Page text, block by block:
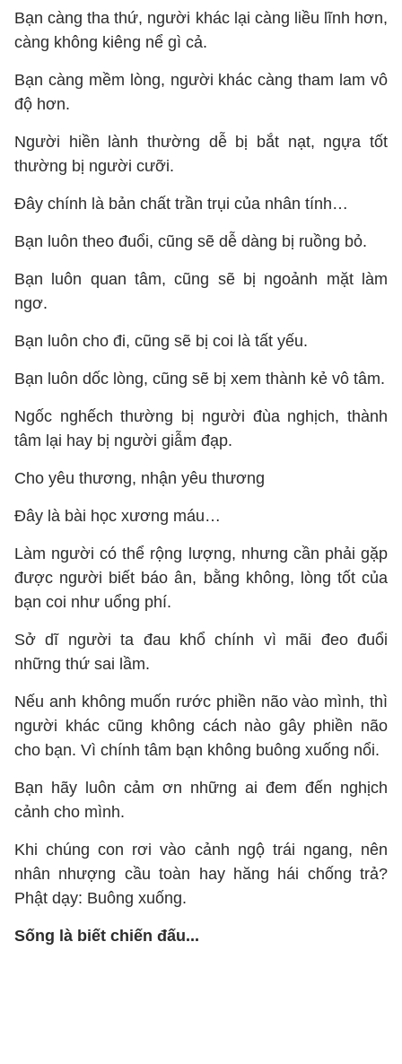
Bạn càng tha thứ, người khác lại càng liều lĩnh hơn,
càng không kiêng nể gì cả.
Bạn càng mềm lòng, người khác càng tham lam vô
độ hơn.
Người hiền lành thường dễ bị bắt nạt, ngựa tốt
thường bị người cưỡi.
Đây chính là bản chất trần trụi của nhân tính…
Bạn luôn theo đuổi, cũng sẽ dễ dàng bị ruồng bỏ.
Bạn luôn quan tâm, cũng sẽ bị ngoảnh mặt làm
ngơ.
Bạn luôn cho đi, cũng sẽ bị coi là tất yếu.
Bạn luôn dốc lòng, cũng sẽ bị xem thành kẻ vô tâm.
Ngốc nghếch thường bị người đùa nghịch, thành
tâm lại hay bị người giẫm đạp.
Cho yêu thương, nhận yêu thương
Đây là bài học xương máu…
Làm người có thể rộng lượng, nhưng cần phải gặp
được người biết báo ân, bằng không, lòng tốt của
bạn coi như uổng phí.
Sở dĩ người ta đau khổ chính vì mãi đeo đuổi
những thứ sai lầm.
Nếu anh không muốn rước phiền não vào mình, thì
người khác cũng không cách nào gây phiền não
cho bạn. Vì chính tâm bạn không buông xuống nổi.
Bạn hãy luôn cảm ơn những ai đem đến nghịch
cảnh cho mình.
Khi chúng con rơi vào cảnh ngộ trái ngang, nên
nhân nhượng cầu toàn hay hăng hái chống trả?
Phật dạy: Buông xuống.
Sống là biết chiến đấu...